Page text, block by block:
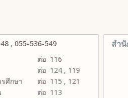
, 055-536-549
ต่อ 116
ต่อ 124 , 119
รศึกษา
ต่อ 115 , 121
ต่อ 113
สำ